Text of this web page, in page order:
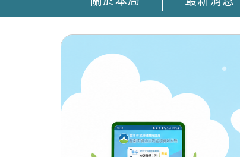
臺南環保通 APP在手 環保大小事